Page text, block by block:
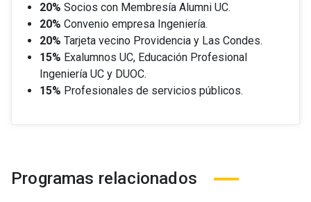
20% Socios con Membresía Alumni UC.
20% Convenio empresa Ingeniería.
20% Tarjeta vecino Providencia y Las Condes.
15% Exalumnos UC, Educación Profesional
Ingeniería UC y DUOC.
15% Profesionales de servicios públicos.
Programas relacionados